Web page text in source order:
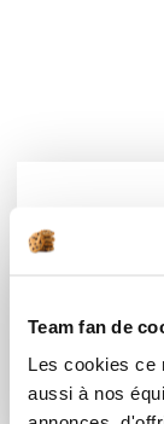
Team fan de
Les cookies ce
aussi à nos
Vous
Se